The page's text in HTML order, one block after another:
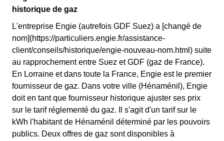
historique de gaz
L'entreprise Engie (autrefois GDF Suez) a [changé de
nom](https://particuliers.engie.fr/assistance-
client/conseils/historique/engie-nouveau-nom.html) suite
au rapprochement entre Suez et GDF (gaz de France).
En Lorraine et dans toute la France, Engie est le premier
fournisseur de gaz. Dans votre ville (Hénaménil), Engie
doit en tant que fournisseur historique ajuster ses prix
sur le tarif réglementé du gaz. Il s'agit d'un tarif sur le
kWh l'habitant de Hénaménil déterminé par les pouvoirs
publics. Deux offres de gaz sont disponibles à